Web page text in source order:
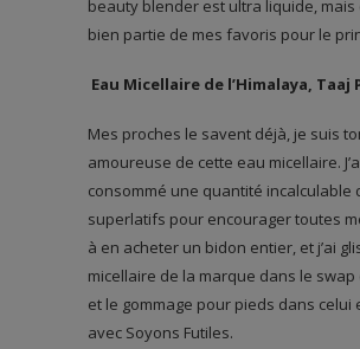
beauty blender est ultra liquide,
bien partie de mes favoris pour le
Eau Micellaire de l’Himalaya, Taaj
Mes proches le savent déjà, je suis
amoureuse de cette eau micellaire.
consommé une quantité incalculable
superlatifs pour encourager toutes
à en acheter un bidon entier, et j’ai
micellaire de la marque dans le swap
et le gommage pour pieds dans celui
avec Soyons Futiles.